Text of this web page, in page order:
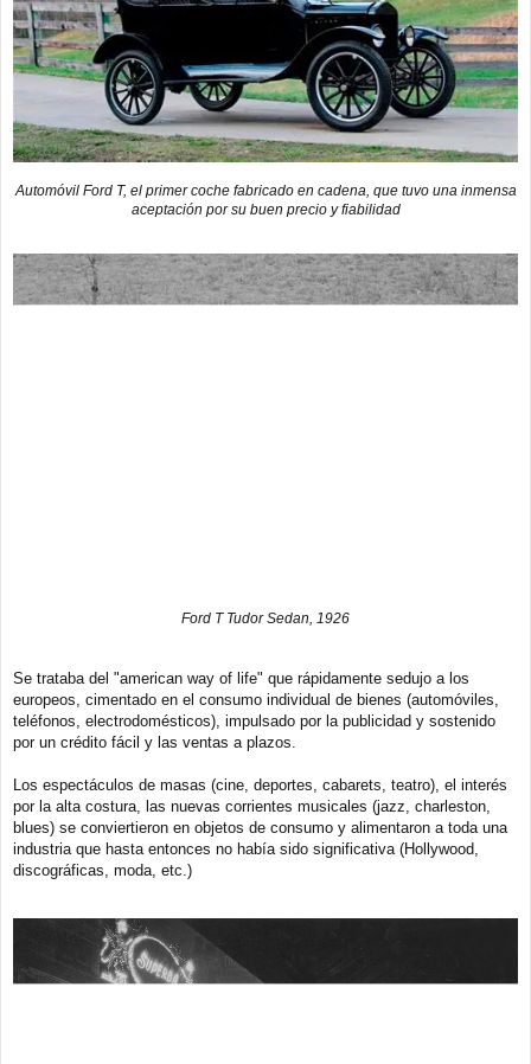
Automóvil Ford T, el primer coche fabricado en cadena, que tuvo una inmensa
aceptación por su buen precio y fiabilidad
Ford T Tudor Sedan, 1926
Se trataba del "american way of life" que rápidamente sedujo a los
europeos, cimentado en el consumo individual de bienes (automóviles,
teléfonos, electrodomésticos), impulsado por la publicidad y sostenido
por un crédito fácil y las ventas a plazos.
Los espectáculos de masas (cine, deportes, cabarets, teatro), el interés
por la alta costura, las nuevas corrientes musicales (jazz, charleston,
blues) se conviertieron en objetos de consumo y alimentaron a toda una
industria que hasta entonces no había sido significativa (Hollywood,
discográficas, moda, etc.)